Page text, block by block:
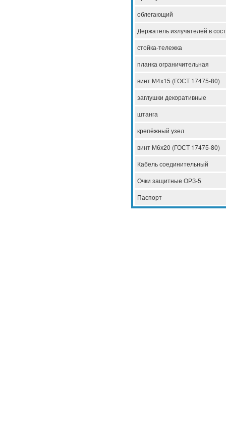
облегающий
Держатель излучателей в
стойка-тележка
планка ограничительная
винт М4х15 (ГОСТ 17475-80)
заглушки декоративные
штанга
крепёжный узел
винт М6х20 (ГОСТ 17475-80)
Кабель соединительный
Очки защитные ОРЗ-5
Паспорт